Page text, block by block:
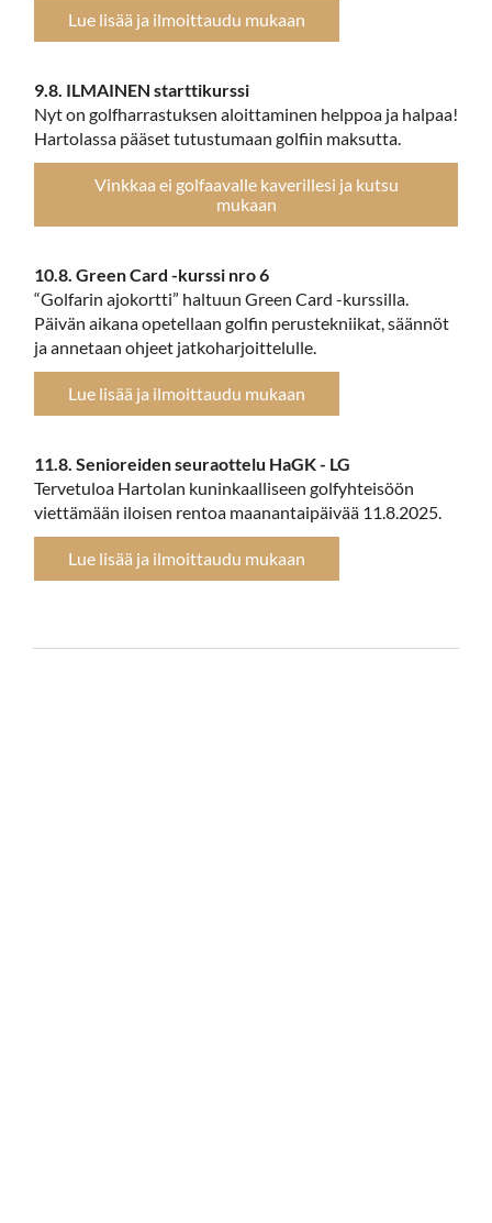
Lue lisää ja ilmoittaudu mukaan
9.8. ILMAINEN starttikurssi
Nyt on golfharrastuksen aloittaminen helppoa ja halpaa!
Hartolassa pääset tutustumaan golfiin maksutta.
Vinkkaa ei golfaavalle kaverillesi ja kutsu
mukaan
10.8. Green Card -kurssi nro 6
“Golfarin ajokortti” haltuun Green Card -kurssilla.
Päivän aikana opetellaan golfin perustekniikat, säännöt
ja annetaan ohjeet jatkoharjoittelulle.
Lue lisää ja ilmoittaudu mukaan
11.8. Senioreiden seuraottelu HaGK - LG
Tervetuloa Hartolan kuninkaalliseen golfyhteisöön
viettämään iloisen rentoa maanantaipäivää 11.8.2025.
Lue lisää ja ilmoittaudu mukaan